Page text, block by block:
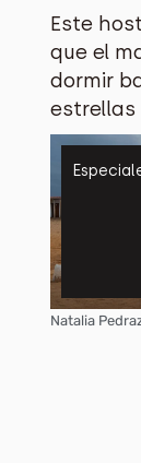
Este
que el
dormir
estrellas
Natalia